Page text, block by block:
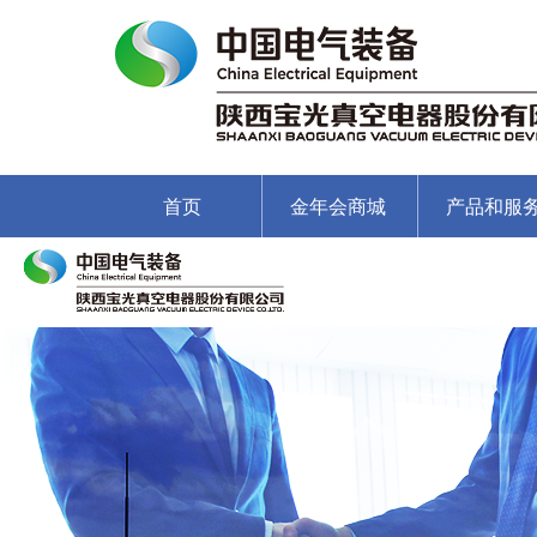
首页 金年会商城 产品和服